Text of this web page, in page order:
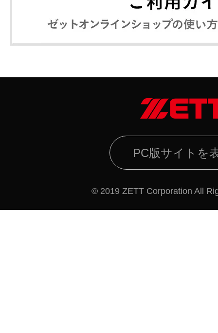
PC版サイトを
© 2019 ZETT Corporation All